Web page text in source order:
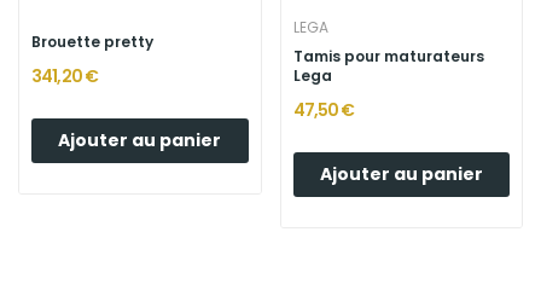
Brouette pretty
341,20 €
Ajouter au panier
LEGA
Tamis pour maturateurs
Lega
47,50 €
Ajouter au panier